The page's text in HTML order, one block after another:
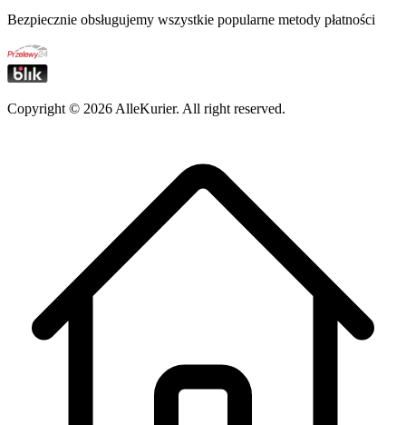
Bezpiecznie obsługujemy wszystkie popularne metody płatności
Copyright © 2026 AlleKurier. All right reserved.